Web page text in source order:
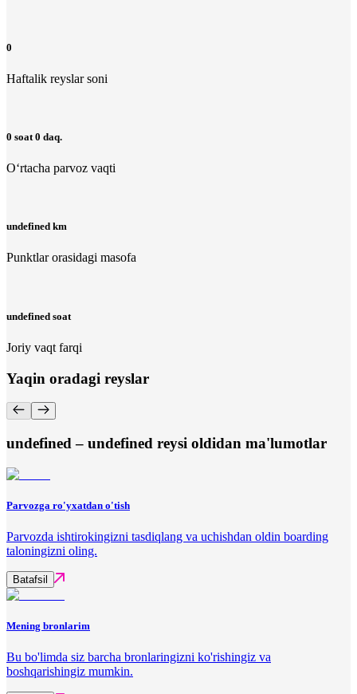
0
Haftalik reyslar soni
0 soat 0 daq.
O‘rtacha parvoz vaqti
undefined km
Punktlar orasidagi masofa
undefined soat
Joriy vaqt farqi
Yaqin oradagi reyslar
undefined – undefined reysi oldidan ma'lumotlar
Parvozga ro'yxatdan o'tish
Parvozda ishtirokingizni tasdiqlang va uchishdan oldin boarding
taloningizni oling.
Batafsil
Mening bronlarim
Bu bo'limda siz barcha bronlaringizni ko'rishingiz va
boshqarishingiz mumkin.